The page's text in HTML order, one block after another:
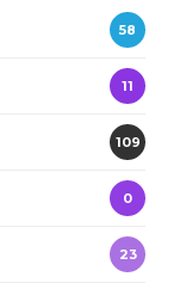
58
11
109
0
23